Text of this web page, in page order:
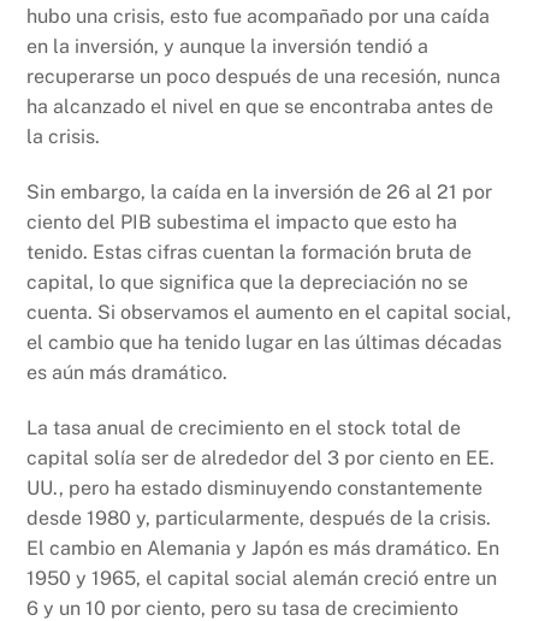
hubo una crisis, esto fue acompañado por una caída
en la inversión, y aunque la inversión tendió a
recuperarse un poco después de una recesión, nunca
ha alcanzado el nivel en que se encontraba antes de
la crisis.
Sin embargo, la caída en la inversión de 26 al 21 por
ciento del PIB subestima el impacto que esto ha
tenido. Estas cifras cuentan la formación bruta de
capital, lo que significa que la depreciación no se
cuenta. Si observamos el aumento en el capital social,
el cambio que ha tenido lugar en las últimas décadas
es aún más dramático.
La tasa anual de crecimiento en el stock total de
capital solía ser de alrededor del 3 por ciento en EE.
UU., pero ha estado disminuyendo constantemente
desde 1980 y, particularmente, después de la crisis.
El cambio en Alemania y Japón es más dramático. En
1950 y 1965, el capital social alemán creció entre un
6 y un 10 por ciento, pero su tasa de crecimiento